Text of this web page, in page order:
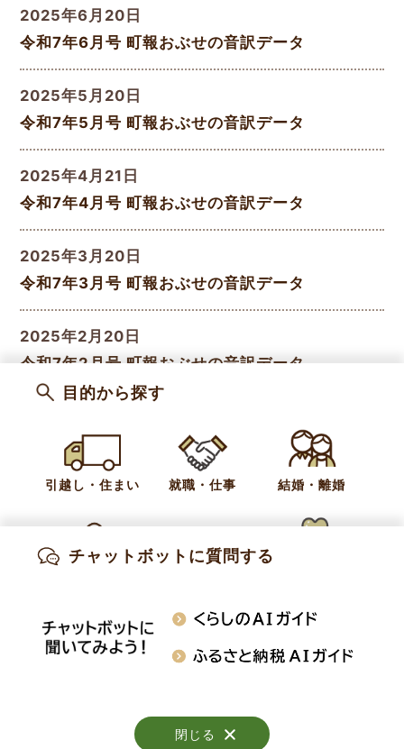
2025年6月20日
令和7年6月号 町報おぶせの音訳データ
2025年5月20日
令和7年5月号 町報おぶせの音訳データ
2025年4月21日
令和7年4月号 町報おぶせの音訳データ
2025年3月20日
令和7年3月号 町報おぶせの音訳データ
2025年2月20日
令和7年2月号 町報おぶせの音訳データ
令和7年1月号 町報おぶせの音訳データ
2024年12月20日
令和6年12月号 町報おぶせの音訳データ
知りたい情報を検索
閉じる
目的から探す
引越し・住まい 就職・仕事 結婚・離婚
閉じる
チャットボットに質問する
閉じる